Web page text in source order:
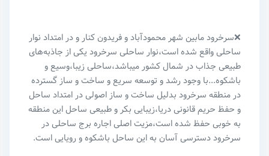
❌سرخرود مابین شهر محمودآباد و فریدون کنار و در امتداد نوار
ساحلی واقع شده است،نوار ساحلی سرخرود یکی از جاذبه‌های
طبیعی جذاب در شمال کشور میباشد،ساحلی زیبا،وسیع و
باشکوه...با وجود رشد و‌ توسعه سریع و ساخت و ساز گسترده
در منطقه سرخرود بدلیل ساخت و ساز اصولی در امتداد ساحل
و حفظ حریم قانونی دریا،زیبایی بکر و طبیعی ساحل این منطقه
به خوبی حفظ شده است،مزیت اصلی اجاره برج ساحلی در
سرخرود دسترسی آسان به این ساحل باشکوه و رویایی است.